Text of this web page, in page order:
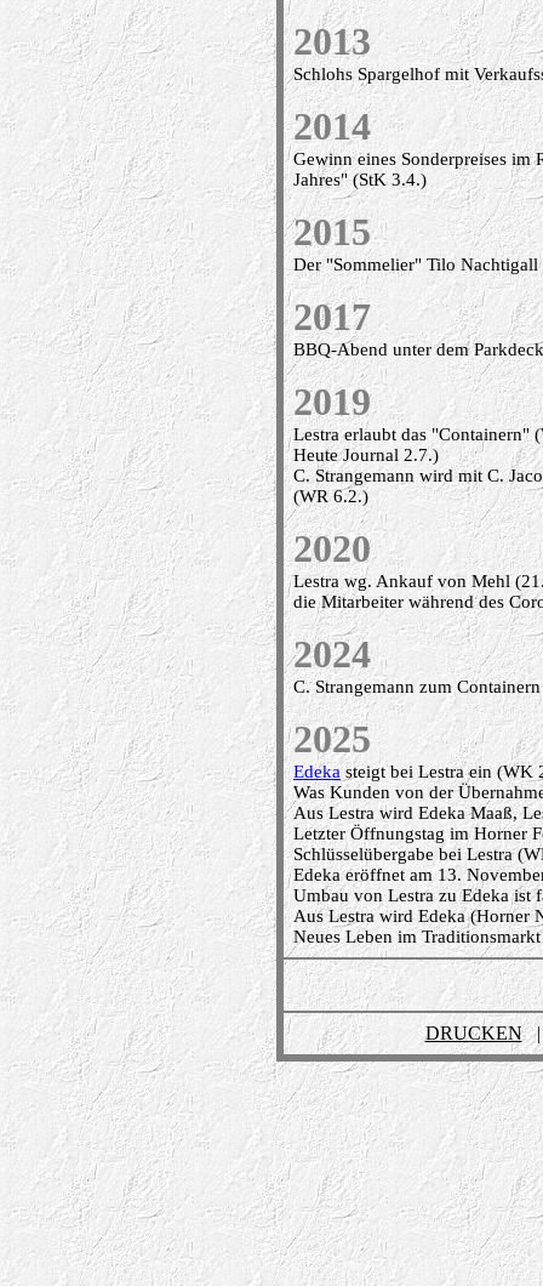
2013
Schlohs Spargelhof mit
2014
Gewinn eines Sonderpreises im
Jahres" (StK 3.4.)
2015
Der "Sommelier" Tilo
2017
BBQ-Abend unter dem
2019
Lestra erlaubt das "Containern"
Heute Journal 2.7.)
C. Strangemann wird mit C.
(WR 6.2.)
2020
Lestra wg. Ankauf von Mehl
die Mitarbeiter während des
2024
C. Strangemann zum
2025
Edekasteigt bei Lestra ein (WK
Was Kunden von der
Aus Lestra wird Edeka Maaß,
Letzter Öffnungstag im Horner
Schlüsselübergabe bei Lestra
Edeka eröffnet am 13.
Umbau von Lestra zu Edeka ist
Aus Lestra wird Edeka (Horner
Neues Leben im
DRUCKEN